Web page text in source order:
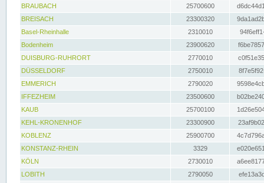
BRAUBACH
25700600
BREISACH
23300320
Basel-Rheinhalle
2310010
Bodenheim
23900620
DUISBURG-RUHRORT
2770010
DÜSSELDORF
2750010
EMMERICH
2790020
IFFEZHEIM
23500600
KAUB
25700100
KEHL-KRONENHOF
23300900
KOBLENZ
25900700
KONSTANZ-RHEIN
3329
KÖLN
2730010
LOBITH
2790050